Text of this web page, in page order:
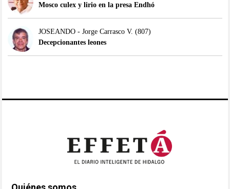
Mosco culex y lirio en la presa Endhó
JOSEANDO - Jorge Carrasco V. (807)
Decepcionantes leones